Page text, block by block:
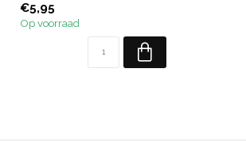
€5,95
Op voorraad